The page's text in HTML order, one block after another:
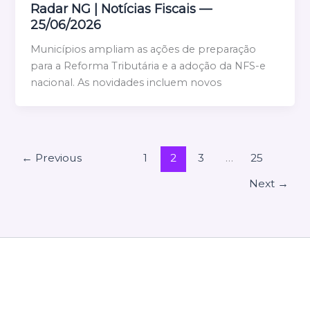
Radar NG | Notícias Fiscais —
25/06/2026
Municípios ampliam as ações de preparação
para a Reforma Tributária e a adoção da NFS-e
nacional. As novidades incluem novos
← Previous 1 2 3 …
25
Next →